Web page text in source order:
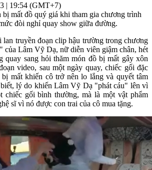
| 19:54 (GMT+7)
mất đồ quý giá khi tham gia chương trình
đòi nghỉ quay show giữa đường.
lan truyền đoạn clip hậu trường trong chương
Lâm Vỹ Dạ, nữ diễn viên giậm chân, hét
quay sang hỏi thăm món đồ bị mất gây xôn
video, sau một ngày quay, chiếc gối đặc
mất khiến cô trở nên lo lắng và quyết tâm
lý do khiến Lâm Vỹ Dạ "phát cáu" lên vì
chiếc gối bình thường, mà là một vật phẩm
sĩ vì nó được con trai của cô mua tặng.